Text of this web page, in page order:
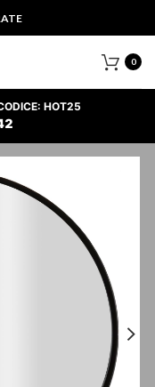
0
HOT25